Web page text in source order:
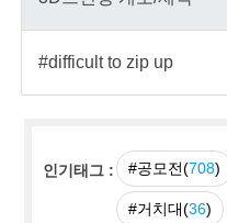
인기태그 : #공모전(708)
#거치대(36)